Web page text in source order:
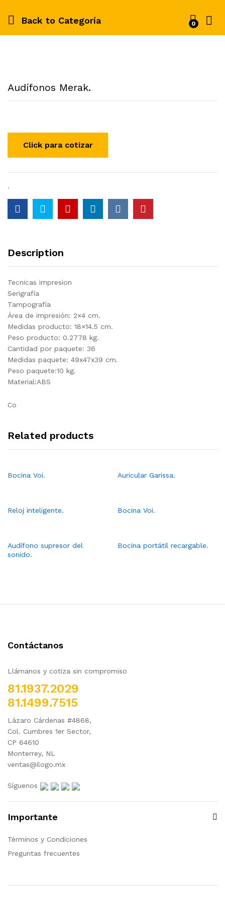
Back to Categoría 0
Audífonos Merak.
,
Description
Tecnicas impresion
Serigrafía
Tampografía
Área de impresión: 2×4 cm.
Medidas producto: 18×14.5 cm.
Peso producto: 0.2778 kg.
Cantidad por paquete: 36
Medidas paquete: 49x47x39 cm.
Peso paquete:10 kg.
Material:ABS
Co
Related products
Bocina Voi. Auricular Garissa.
Reloj inteligente. Bocina Voi.
Audífono supresor del
sonido.
Bocina portátil recargable.
Contáctanos
Llámanos y cotiza sin compromiso
81.1937.2029
81.1499.7515
Lázaro Cárdenas #4868,
Col. Cumbres 1er Sector,
CP 64610
Monterrey, NL
ventas@ilogo.mx
Síguenos
Importante
Términos y Condiciones
Preguntas frecuentes